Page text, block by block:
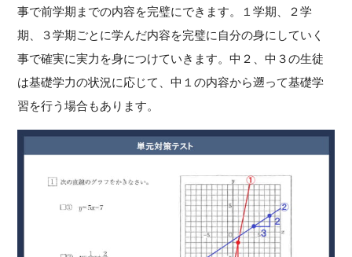
事で前学期までの内容を完璧にできます。１学期、２学
期、３学期ごとに学んだ内容を完璧に自分の身にしていく
事で確実に実力を身につけていきます。中２、中３の生徒
は基礎学力の状況に応じて、中１の内容から遡って基礎学
習を行う場合もあります。